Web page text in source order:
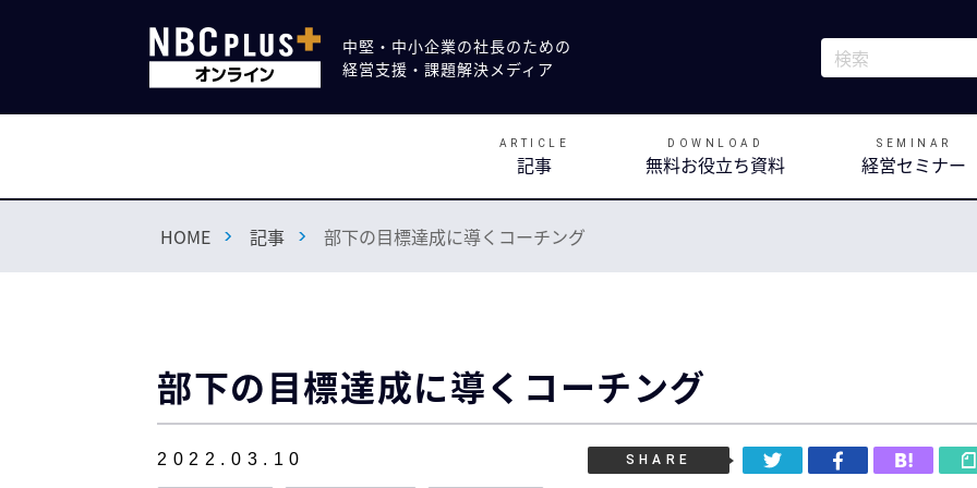
中堅・中小企業の社長のための
経営支援・課題解決メディア
これは、自動候
検索フィールドが
ARTICLE
記事
DOWNLOAD
無料お役立ち資料
SEMINAR
経営セミナー
HOME 記事 部下の目標達成に導くコーチング
部下の目標達成に導くコーチング
2022.03.10 SHARE